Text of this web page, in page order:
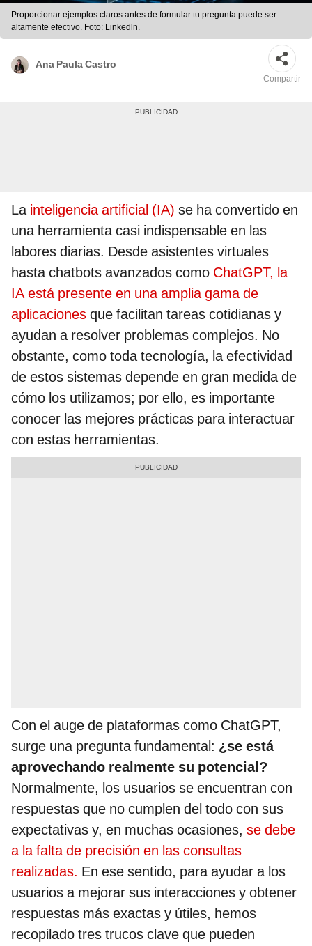
Proporcionar ejemplos claros antes de formular tu pregunta puede ser
altamente efectivo. Foto: Linkedln.
Ana Paula Castro
Compartir
La inteligencia artificial (IA) se ha convertido en
una herramienta casi indispensable en las
labores diarias. Desde asistentes virtuales
hasta chatbots avanzados como ChatGPT, la
IA está presente en una amplia gama de
aplicaciones que facilitan tareas cotidianas y
ayudan a resolver problemas complejos. No
obstante, como toda tecnología, la efectividad
de estos sistemas depende en gran medida de
cómo los utilizamos; por ello, es importante
conocer las mejores prácticas para interactuar
con estas herramientas.
Con el auge de plataformas como ChatGPT,
surge una pregunta fundamental: ¿se está
aprovechando realmente su potencial?
Normalmente, los usuarios se encuentran con
respuestas que no cumplen del todo con sus
expectativas y, en muchas ocasiones, se debe
a la falta de precisión en las consultas
realizadas. En ese sentido, para ayudar a los
usuarios a mejorar sus interacciones y obtener
respuestas más exactas y útiles, hemos
recopilado tres trucos clave que pueden